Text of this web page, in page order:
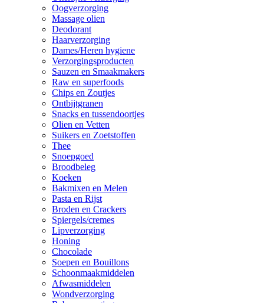
Oogverzorging
Massage olien
Deodorant
Haarverzorging
Dames/Heren hygiene
Verzorgingsproducten
Sauzen en Smaakmakers
Raw en superfoods
Chips en Zoutjes
Ontbijtgranen
Snacks en tussendoortjes
Olien en Vetten
Suikers en Zoetstoffen
Thee
Snoepgoed
Broodbeleg
Koeken
Bakmixen en Melen
Pasta en Rijst
Broden en Crackers
Spiergels/cremes
Lipverzorging
Honing
Chocolade
Soepen en Bouillons
Schoonmaakmiddelen
Afwasmiddelen
Wondverzorging